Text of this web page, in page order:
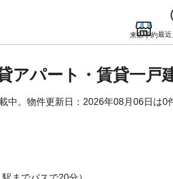
来店予約最
アパート・賃貸一戸
。物件更新日：2026年08月06日は0